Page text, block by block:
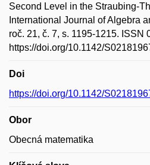
Second Level in the Straubing-
International Journal of Algebra
roč. 21, č. 7, s. 1195-1215. ISSN
https://doi.org/10.1142/
Doi
https://doi.org/10.1142/
Obor
Obecná matematika